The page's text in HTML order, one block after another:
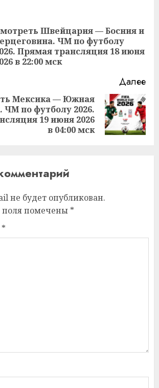
Швейцария — Босния и
ЧМ по футболу
Прямая трансляция 18 июня
в 22:00 мск
Далее
Мексика — Южная
ЧМ по футболу 2026.
19 июня 2026
в 04:00 мск
не будет опубликован.
поля помечены *
*